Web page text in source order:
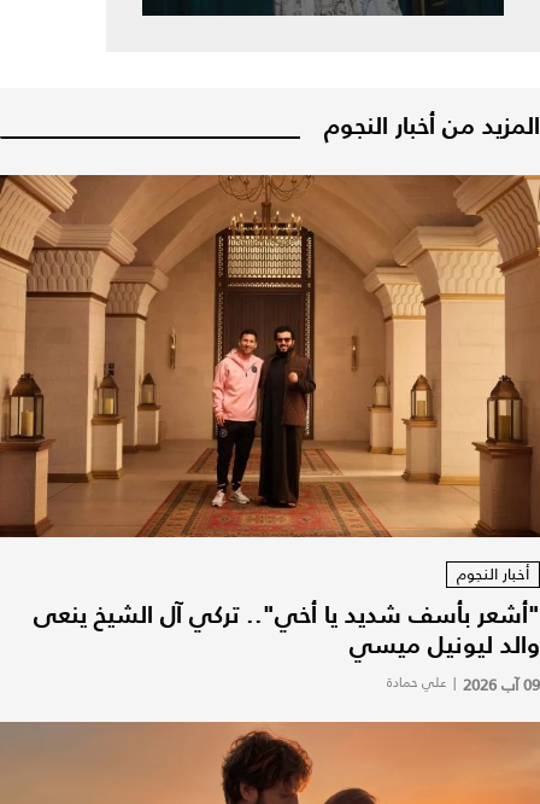
المزيد من أخبار النجوم
أخبار النجوم
"أشعر بأسف شديد يا أخي".. تركي آل الشيخ ينعى
والد ليونيل ميسي
09 آب 2026 | علي حمادة